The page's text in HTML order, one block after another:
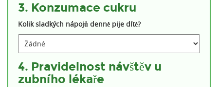
3. Konzumace cukru
Kolik sladkých nápojů denně pije dítě?
4. Pravidelnost návštěv u
zubního lékaře